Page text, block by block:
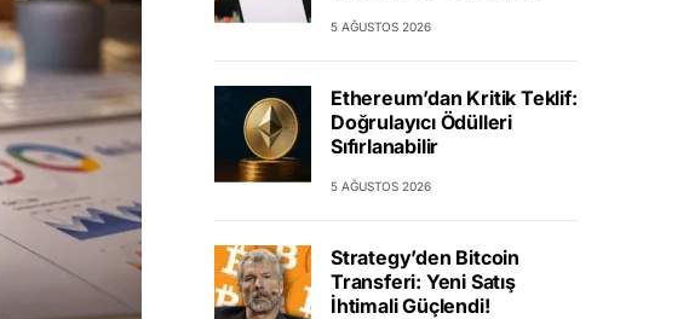
5 AĞUSTOS 2026
Ethereum’dan Kritik Teklif:
Doğrulayıcı Ödülleri
Sıfırlanabilir
5 AĞUSTOS 2026
Strategy’den Bitcoin
Transferi: Yeni Satış
İhtimali Güçlendi!